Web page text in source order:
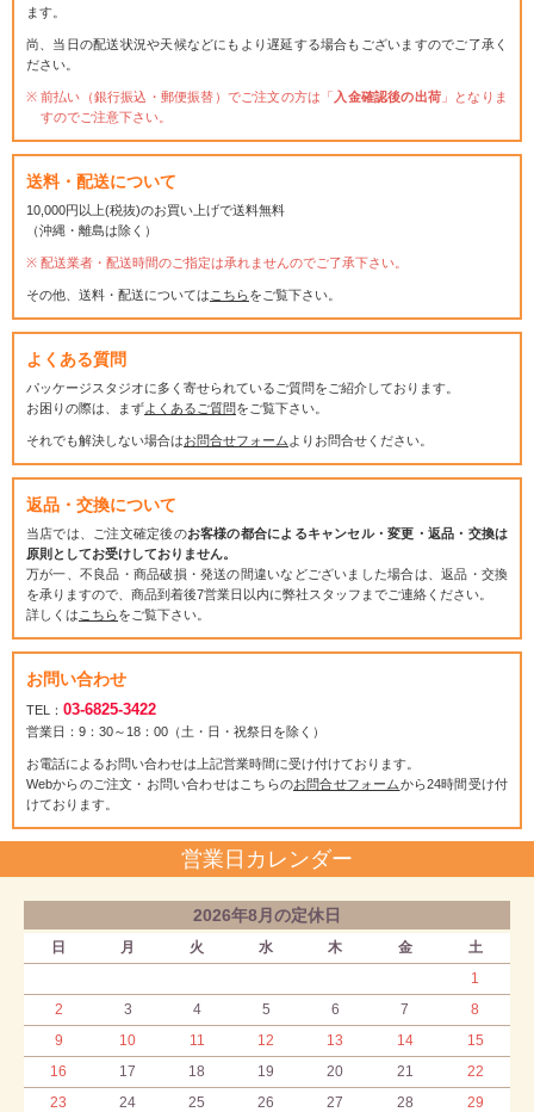
ます。
尚、当日の配送状況や天候などにもより遅延する場合もございますのでご了承く
ださい。
前払い（銀行振込・郵便振替）でご注文の方は「 入金確認後の出荷 」となりま
すのでご注意下さい。
送料・配送について
10,000円以上(税抜)のお買い上げで送料無料
（沖縄・離島は除く）
配送業者・配送時間のご指定は承れませんのでご了承下さい。
その他、送料・配送については こちらをご覧下さい。
よくある質問
パッケージスタジオに多く寄せられているご質問をご紹介しております。
お困りの際は、まずよくあるご質問をご覧下さい。
それでも解決しない場合はお問合せフォーム よりお問合せください。
返品・交換について
当店では、ご注文確定後のお客様の都合によるキャンセル・変更・返品・交換は
原則としてお受けしておりません。
万が一、不良品・商品破損・発送の間違いなどございました場合は、返品・交換
を承りますので、商品到着後7営業日以内に弊社スタッフまでご連絡ください。
詳しくは こちらをご覧下さい。
お問い合わせ
TEL： 03-6825-3422
営業日：9：30～18：00（土・日・祝祭日を除く）
お電話によるお問い合わせは上記営業時間に受け付けております。
Webからのご注文・お問い合わせはこちらのお問合せフォームから24時間受け付
けております。
営業日カレンダー
2026年8月の定休日
日 月 火 水 木 金
土
1
2
3 4 5 6 7
8
9
10 11 12 13 14
15
16
17 18 19 20 21
22
23
24 25 26 27 28
29